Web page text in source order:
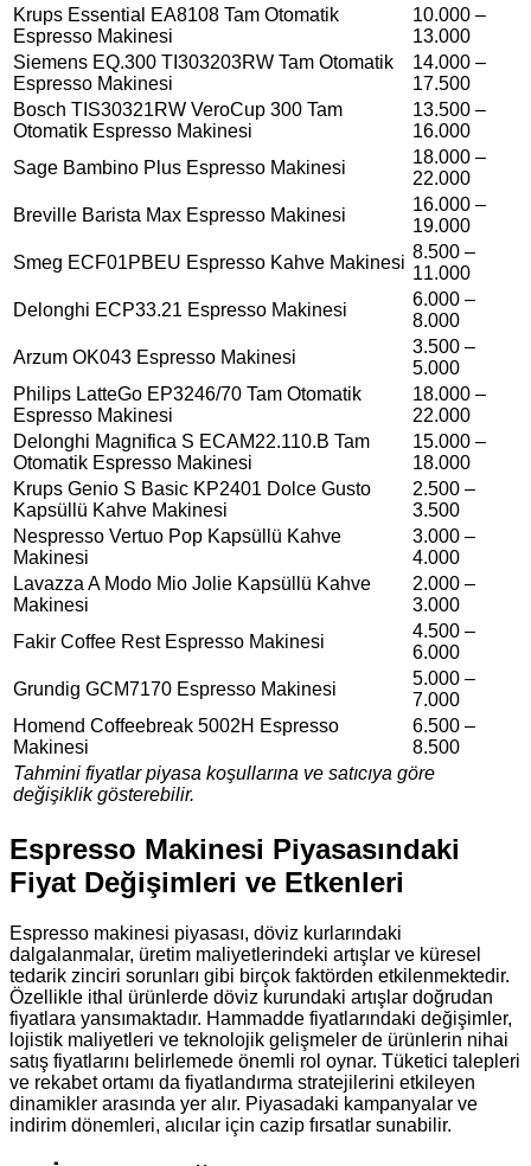
Krups Essential EA8108 Tam Otomatik
Espresso Makinesi
10.000 –
13.000
Siemens EQ.300 TI303203RW Tam Otomatik
Espresso Makinesi
14.000 –
17.500
Bosch TIS30321RW VeroCup 300 Tam
Otomatik Espresso Makinesi
13.500 –
16.000
Sage Bambino Plus Espresso Makinesi
18.000 –
22.000
Breville Barista Max Espresso Makinesi
16.000 –
19.000
Smeg ECF01PBEU Espresso Kahve Makinesi
8.500 –
11.000
Delonghi ECP33.21 Espresso Makinesi
6.000 –
8.000
Arzum OK043 Espresso Makinesi
3.500 –
5.000
Philips LatteGo EP3246/70 Tam Otomatik
Espresso Makinesi
18.000 –
22.000
Delonghi Magnifica S ECAM22.110.B Tam
Otomatik Espresso Makinesi
15.000 –
18.000
Krups Genio S Basic KP2401 Dolce Gusto
Kapsüllü Kahve Makinesi
2.500 –
3.500
Nespresso Vertuo Pop Kapsüllü Kahve
Makinesi
3.000 –
4.000
Lavazza A Modo Mio Jolie Kapsüllü Kahve
Makinesi
2.000 –
3.000
Fakir Coffee Rest Espresso Makinesi
4.500 –
6.000
Grundig GCM7170 Espresso Makinesi
5.000 –
7.000
Homend Coffeebreak 5002H Espresso
Makinesi
6.500 –
8.500
Tahmini fiyatlar piyasa koşullarına ve satıcıya göre
değişiklik gösterebilir.
Espresso Makinesi Piyasasındaki
Fiyat Değişimleri ve Etkenleri
Espresso makinesi piyasası, döviz kurlarındaki
dalgalanmalar, üretim maliyetlerindeki artışlar ve küresel
tedarik zinciri sorunları gibi birçok faktörden etkilenmektedir.
Özellikle ithal ürünlerde döviz kurundaki artışlar doğrudan
fiyatlara yansımaktadır. Hammadde fiyatlarındaki değişimler,
lojistik maliyetleri ve teknolojik gelişmeler de ürünlerin nihai
satış fiyatlarını belirlemede önemli rol oynar. Tüketici talepleri
ve rekabet ortamı da fiyatlandırma stratejilerini etkileyen
dinamikler arasında yer alır. Piyasadaki kampanyalar ve
indirim dönemleri, alıcılar için cazip fırsatlar sunabilir.